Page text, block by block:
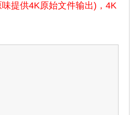
提供4K原始文件输出)，4K